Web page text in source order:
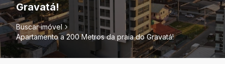
Gravatá!
Buscar imóvel
Apartamento a 200 Metros da praia do Gravatá!